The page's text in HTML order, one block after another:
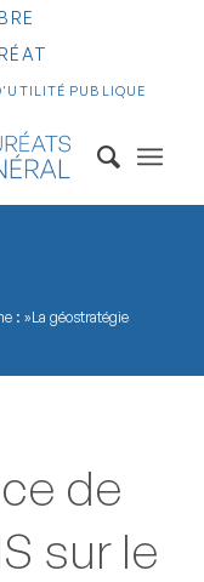
PUBLIQUE
: »La géostratégie
de
sur le